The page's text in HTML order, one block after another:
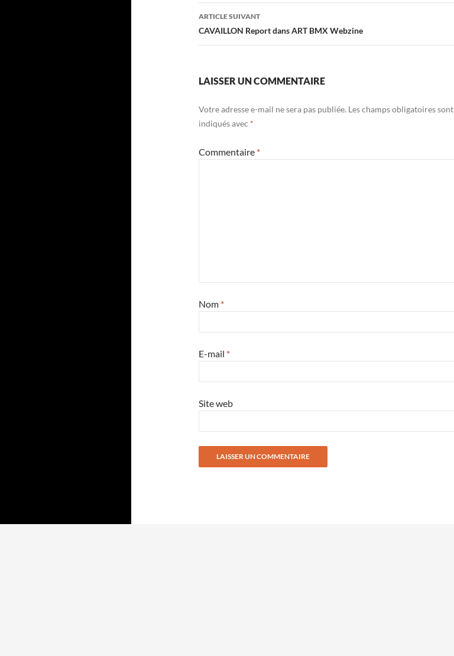
articles
ARTICLE SUIVANT
CAVAILLON Report dans ART BMX Webzine
LAISSER UN COMMENTAIRE
Votre adresse e-mail ne sera pas publiée. Les champs obligatoires sont
indiqués avec *
Commentaire *
Nom *
E-mail *
Site web